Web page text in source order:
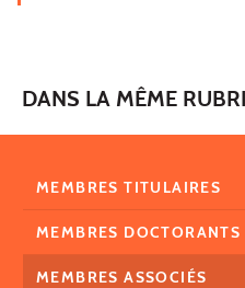
DANS LA MÊME
MEMBRES TITULAIRES
MEMBRES DOCTORANTS
MEMBRES ASSOCIÉS